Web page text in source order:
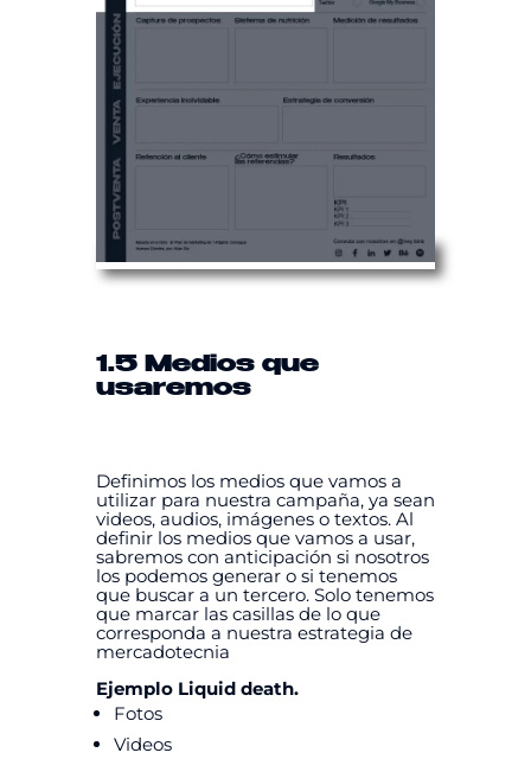
1.5 Medios que
usaremos
Definimos los medios que vamos a
utilizar para nuestra campaña, ya sean
videos, audios, imágenes o textos. Al
definir los medios que vamos a usar,
sabremos con anticipación si nosotros
los podemos generar o si tenemos
que buscar a un tercero. Solo tenemos
que marcar las casillas de lo que
corresponda a nuestra estrategia de
mercadotecnia
Ejemplo Liquid death.
Fotos
Videos